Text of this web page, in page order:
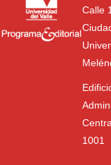
Calle
1001